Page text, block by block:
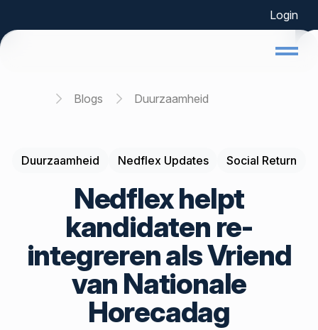
Login
Home Blogs Duurzaamheid
Duurzaamheid Nedflex Updates Social Return
Nedflex helpt
kandidaten re-
integreren als Vriend
van Nationale
Horecadag